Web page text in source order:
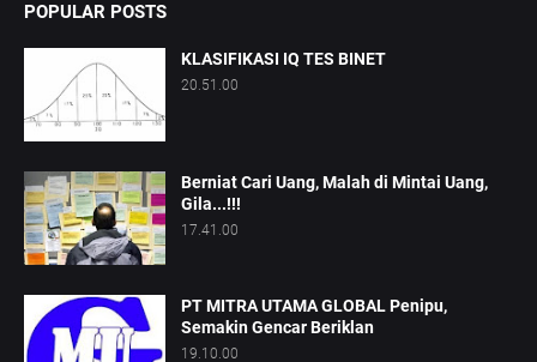
POPULAR POSTS
KLASIFIKASI IQ TES BINET
20.51.00
Berniat Cari Uang, Malah di Mintai Uang,
Gila...!!!
17.41.00
PT MITRA UTAMA GLOBAL Penipu,
Semakin Gencar Beriklan
19.10.00